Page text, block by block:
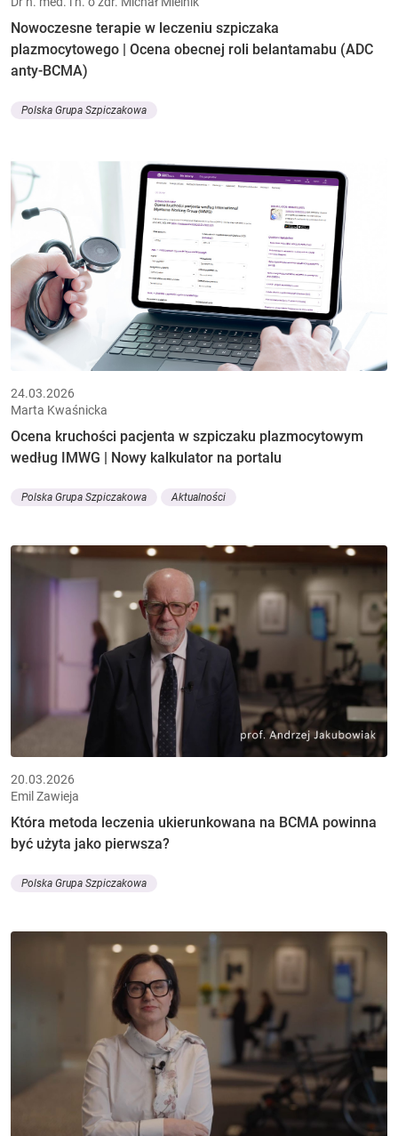
Nowoczesne terapie w leczeniu szpiczaka
plazmocytowego | Ocena obecnej roli belantamabu (ADC
anty-BCMA)
Polska Grupa Szpiczakowa
24.03.2026
Marta Kwaśnicka
Ocena kruchości pacjenta w szpiczaku plazmocytowym
według IMWG | Nowy kalkulator na portalu
Polska Grupa Szpiczakowa Aktualności
20.03.2026
Emil Zawieja
Która metoda leczenia ukierunkowana na BCMA powinna
być użyta jako pierwsza?
Polska Grupa Szpiczakowa